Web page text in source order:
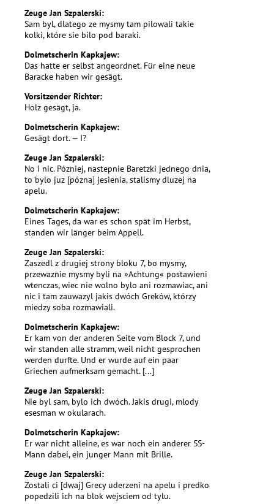
Zeuge Jan Szpalerski:
Sam byl, dlatego ze mysmy tam pilowali takie
kolki, które sie bilo pod baraki.
Dolmetscherin Kapkajew:
Das hatte er selbst angeordnet. Für eine neue
Baracke haben wir gesägt.
Vorsitzender Richter:
Holz gesägt, ja.
Dolmetscherin Kapkajew:
Gesägt dort. — I?
Zeuge Jan Szpalerski:
No i nic. Pózniej, nastepnie Baretzki jednego dnia,
to bylo juz [pózna] jesienia, stalismy dluzej na
apelu.
Dolmetscherin Kapkajew:
Eines Tages, da war es schon spät im Herbst,
standen wir länger beim Appell.
Zeuge Jan Szpalerski:
Zaszedl z drugiej strony bloku 7, bo mysmy,
przewaznie mysmy byli na »Achtung« postawieni
wtenczas, wiec nie wolno bylo ani rozmawiac, ani
nic i tam zauwazyl jakis dwóch Greków, którzy
miedzy soba rozmawiali.
Dolmetscherin Kapkajew:
Er kam von der anderen Seite vom Block 7, und
wir standen alle stramm, weil nicht gesprochen
werden durfte. Und er wurde auf ein paar
Griechen aufmerksam gemacht. [...]
Zeuge Jan Szpalerski:
Nie byl sam, bylo ich dwóch. Jakis drugi, mlody
esesman w okularach.
Dolmetscherin Kapkajew:
Er war nicht alleine, es war noch ein anderer SS-
Mann dabei, ein junger Mann mit Brille.
Zeuge Jan Szpalerski:
Zostali ci [dwaj] Grecy uderzeni na apelu i predko
popedzili ich na blok wejsciem od tylu.